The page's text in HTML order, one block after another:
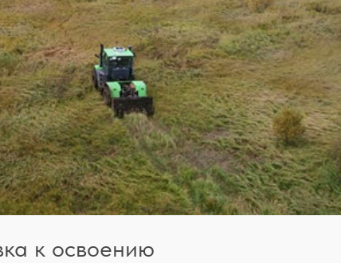
к освоению